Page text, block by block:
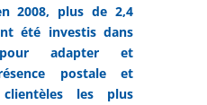
2008, plus de 2,4
été investis dans
adapter et
postale et
les plus